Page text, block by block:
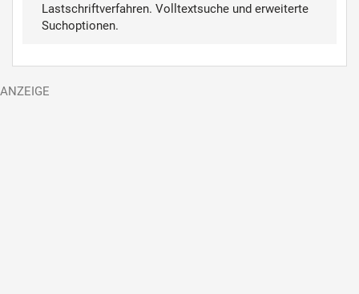
Lastschriftverfahren. Volltextsuche und erweiterte
Suchoptionen.